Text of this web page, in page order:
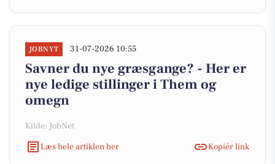
JOBNYT 31-07-2026 10:55
Savner du nye græsgange? - Her er
nye ledige stillinger i Them og
omegn
Kilde: JobNet
Læs hele artiklen her
Kopiér link